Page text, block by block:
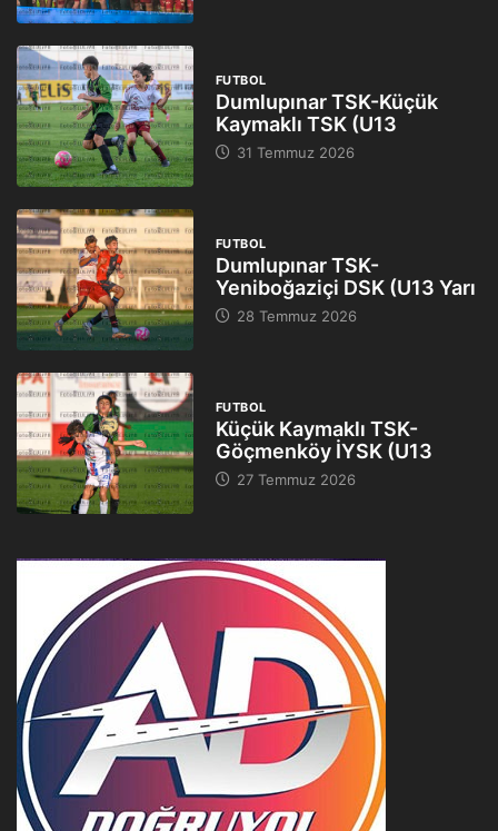
FUTBOL
Dumlupınar TSK-Küçük
Kaymaklı TSK (U13
31 Temmuz 2026
FUTBOL
Dumlupınar TSK-
Yeniboğaziçi DSK (U13 Yarı
28 Temmuz 2026
FUTBOL
Küçük Kaymaklı TSK-
Göçmenköy İYSK (U13
27 Temmuz 2026